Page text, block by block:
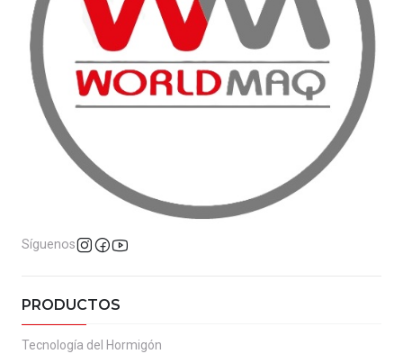
Síguenos
PRODUCTOS
Tecnología del Hormigón